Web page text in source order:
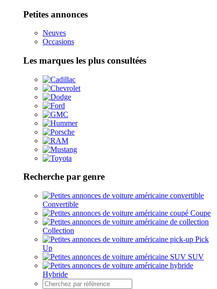
Petites annonces
Neuves
Occasions
Les marques les plus consultées
Recherche par genre
Convertible
Coupe
Collection
Pick
Up
SUV
Hybride